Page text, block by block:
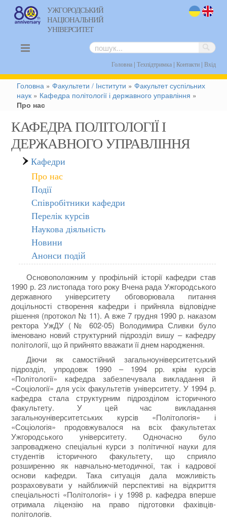
УЖГОРОДСЬКИЙ
НАЦІОНАЛЬНИЙ
УНІВЕРСИТЕТ
Головна| Техпідтримка| Контакти| Вхід
Головна »Факультети / Інститути »Факультет суспільних
наук » Кафедра політології і державного управління »
Про нас
КАФЕДРА ПОЛІТОЛОГІЇ І
ДЕРЖАВНОГО УПРАВЛІННЯ
Кафедри
Про нас
Події
Співробітники кафедри
Перелік курсів
Наукова діяльність
Новини
Анонси подій
Основоположним у профільній історії кафедри став
1990 р. 23 листопада того року Вчена рада Ужгородського
державного університету обговорювала питання
доцільності створення кафедри і прийняла відповідне
рішення (протокол № 11). А вже 7 грудня 1990 р. наказом
ректора УжДУ (№ 602-05) Володимира Сливки було
іменовано новий структурний підрозділ вишу – кафедру
політології, що й прийнято вважати її днем народження.
Діючи як самостійний загальноуніверситетський
підрозділ, упродовж 1990 – 1994 рр. крім курсів
«Політології» кафедра забезпечувала викладання й
«Соціології» для усіх факультетів університету. У 1994 р.
кафедра стала структурним підрозділом історичного
факультету. У цей час викладання
загальноуніверситетських курсів «Політологія» і
«Соціологія» продовжувалося на всіх факультетах
Ужгородського університету. Одночасно було
запроваджено спеціальні курси з політичної науки для
студентів історичного факультету, що сприяло
розширенню як навчально-методичної, так і кадрової
основи кафедри. Така ситуація дала можливість
розраховувати у найближчій перспективі на відкриття
спеціальності «Політологія» і у 1998 р. кафедра вперше
отримала ліцензію на право підготовки фахівців-
політологів.